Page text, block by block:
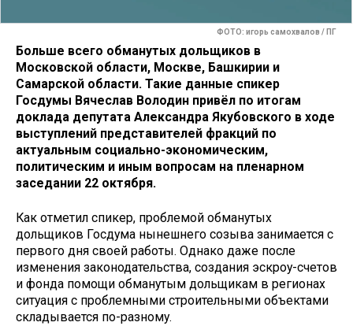
ФОТО: игорь самохвалов / ПГ
Больше всего обманутых дольщиков в
Московской области, Москве, Башкирии и
Самарской области. Такие данные спикер
Госдумы Вячеслав Володин привёл по итогам
доклада депутата Александра Якубовского в ходе
выступлений представителей фракций по
актуальным социально-экономическим,
политическим и иным вопросам на пленарном
заседании 22 октября.
Как отметил спикер, проблемой обманутых
дольщиков Госдума нынешнего созыва занимается с
первого дня своей работы. Однако даже после
изменения законодательства, создания эскроу-счетов
и фонда помощи обманутым дольщикам в регионах
ситуация с проблемными строительными объектами
складывается по-разному.